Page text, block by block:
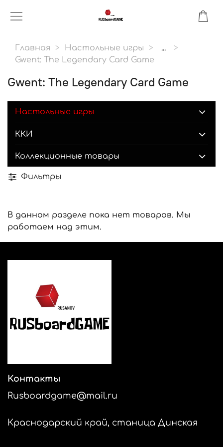
Главная Настольные игры
...
Gwent: The Legendary Card Game
Gwent: The Legendary Card Game
Фильтры
В данном разделе пока нет товаров. Мы
работаем над этим.
Настольные игры
ККИ
Коллекционные товары
Контакты
Rusboardgame@mail.ru
Краснодарский край, станица Динская